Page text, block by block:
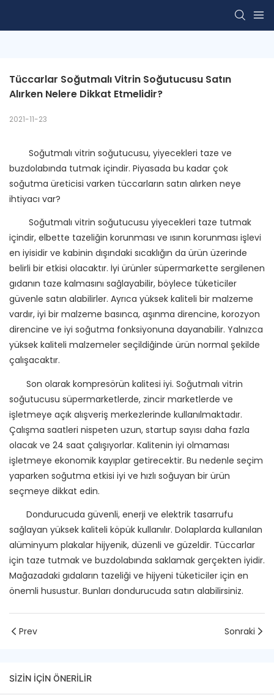
Tüccarlar Soğutmalı Vitrin Soğutucusu Satın
Alırken Nelere Dikkat Etmelidir?
2021-11-23
Soğutmalı vitrin soğutucusu, yiyecekleri taze ve
buzdolabında tutmak içindir. Piyasada bu kadar çok
soğutma üreticisi varken tüccarların satın alırken neye
ihtiyacı var?
Soğutmalı vitrin soğutucusu yiyecekleri taze tutmak
içindir, elbette tazeliğin korunması ve ısının korunması işlevi
en iyisidir ve kabinin dışındaki sıcaklığın da ürün üzerinde
belirli bir etkisi olacaktır. İyi ürünler süpermarkette sergilenen
gıdanın taze kalmasını sağlayabilir, böylece tüketiciler
güvenle satın alabilirler. Ayrıca yüksek kaliteli bir malzeme
vardır, iyi bir malzeme basınca, aşınma direncine, korozyon
direncine ve iyi soğutma fonksiyonuna dayanabilir. Yalnızca
yüksek kaliteli malzemeler seçildiğinde ürün normal şekilde
çalışacaktır.
Son olarak kompresörün kalitesi iyi. Soğutmalı vitrin
soğutucusu süpermarketlerde, zincir marketlerde ve
işletmeye açık alışveriş merkezlerinde kullanılmaktadır.
Çalışma saatleri nispeten uzun, startup sayısı daha fazla
olacak ve 24 saat çalışıyorlar. Kalitenin iyi olmaması
işletmeye ekonomik kayıplar getirecektir. Bu nedenle seçim
yaparken soğutma etkisi iyi ve hızlı soğuyan bir ürün
seçmeye dikkat edin.
Dondurucuda güvenli, enerji ve elektrik tasarrufu
sağlayan yüksek kaliteli köpük kullanılır. Dolaplarda kullanılan
alüminyum plakalar hijyenik, düzenli ve güzeldir. Tüccarlar
için taze tutmak ve buzdolabında saklamak gerçekten iyidir.
Mağazadaki gıdaların tazeliği ve hijyeni tüketiciler için en
önemli husustur. Bunları dondurucuda satın alabilirsiniz.
Prev Sonraki
SIZIN IÇIN ÖNERILIR